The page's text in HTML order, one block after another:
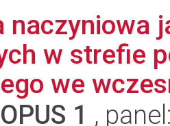
naczyniowa
w strefie
we
OPUS 1 ,